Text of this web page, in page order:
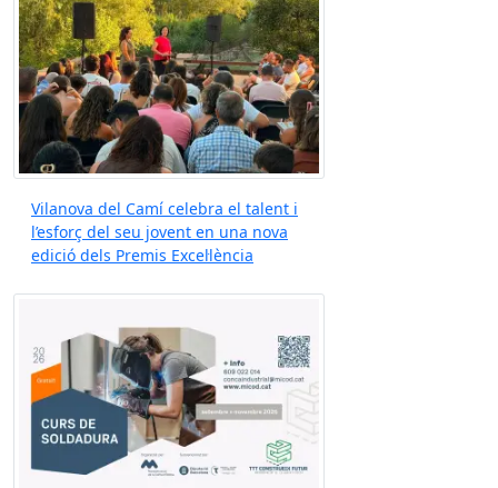
Vilanova del Camí celebra el talent i
l’esforç del seu jovent en una nova
edició dels Premis Excel·lència